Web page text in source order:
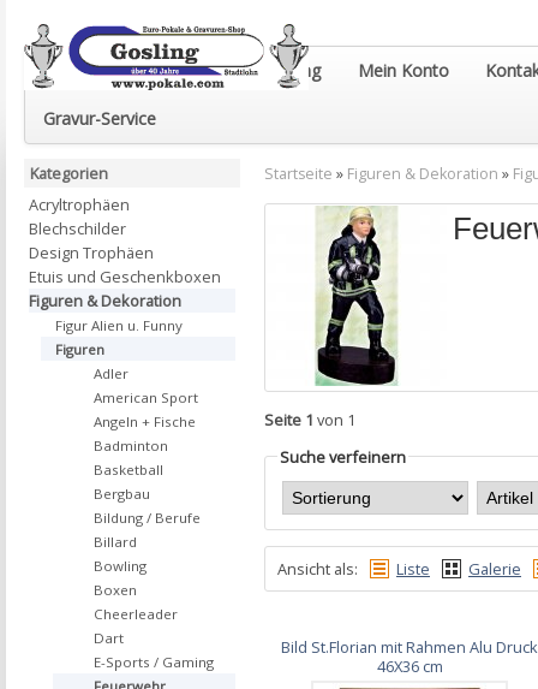
Euro-Pokale & Gravur-Shop Gosling Mein Konto
Gravur-Service
Startseite » Figuren & Dekoration »
Seite 1 von 1
Suche verfeinern
Ansicht als: Liste Galerie
Bild St.Florian mit Rahmen Alu Druck
46X36 cm
Kategorien
Acryltrophäen
Blechschilder
Design Trophäen
Etuis und Geschenkboxen
Figuren & Dekoration
Figur Alien u. Funny
Figuren
Adler
American Sport
Angeln + Fische
Badminton
Basketball
Bergbau
Bildung / Berufe
Billard
Bowling
Boxen
Cheerleader
Dart
E-Sports / Gaming